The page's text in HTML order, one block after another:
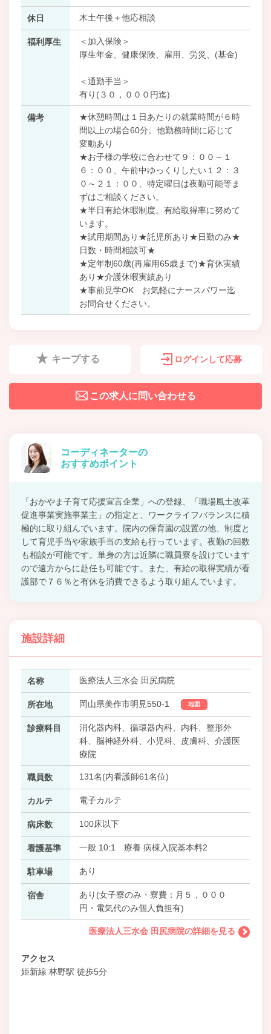
休日 木土午後＋他応相談
福利厚生
＜加入保険＞
厚生年金、健康保険、雇用、労災、(基金)
＜通勤手当＞
有り(３０，０００円迄)
備考
★休憩時間は１日あたりの就業時間が６時
間以上の場合60分。他勤務時間に応じて
変動あり
★お子様の学校に合わせて９：００～１
６：００、午前中ゆっくりしたい１２：３
０～２１：００、特定曜日は夜勤可能等ま
ずはご相談ください。
★半日有給休暇制度。有給取得率に努めて
います。
★試用期間あり★託児所あり★日勤のみ★
日数・時間相談可★
★定年制60歳(再雇用65歳まで)★育休実績
あり★介護休暇実績あり
★事前見学OK お気軽にナースパワー迄
お問合せください。
キープする ログインして応募
この求人に問い合わせる
コーディネーターの
おすすめポイント
「おかやま子育て応援宣言企業」への登録、「職場風土改革
促進事業実施事業主」の指定と、ワークライフバランスに積
極的に取り組んでいます。院内の保育園の設置の他、制度と
して育児手当や家族手当の支給も行っています。夜勤の回数
も相談が可能です。単身の方は近隣に職員寮を設けています
ので遠方からに赴任も可能です。また、有給の取得実績が看
護部で７６％と有休を消費できるよう取り組んでいます。
施設詳細
名称 医療法人三水会 田尻病院
所在地 岡山県美作市明見550-1 地図
診療科目
消化器内科、循環器内科、内科、整形外
科、脳神経外科、小児科、皮膚科、介護医
療院
職員数 131名(内看護師61名位)
カルテ 電子カルテ
病床数 100床以下
看護基準 一般 10:1 療養 病棟入院基本料2
駐車場 あり
宿舎
あり(女子寮のみ・寮費：月５，０００
円・電気代のみ個人負担有)
医療法人三水会 田尻病院の詳細を見る
アクセス
姫新線 林野駅 徒歩5分